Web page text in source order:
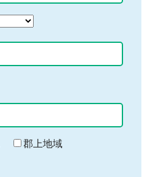
郡上地域